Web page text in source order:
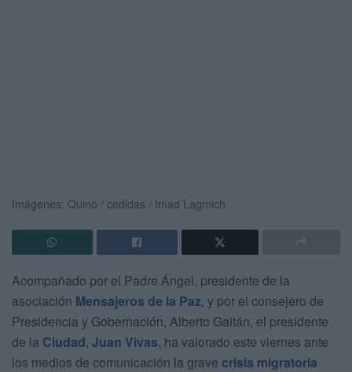
Imágenes: Quino / cedidas / Imad Lagmich
Acompañado por el Padre Ángel, presidente de la
asociación Mensajeros de la Paz, y por el consejero de
Presidencia y Gobernación, Alberto Gaitán, el presidente
de la Ciudad, Juan Vivas, ha valorado este viernes ante
los medios de comunicación la grave crisis migratoria